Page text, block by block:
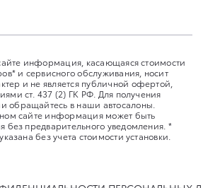
информация, касающаяся стоимости
и сервисного обслуживания, носит
и не является публичной офертой,
ст. 437 (2) ГК РФ. Для получения
в наши автосалоны.
сайте информация может быть
без предварительного уведомления. *
без учета стоимости установки.